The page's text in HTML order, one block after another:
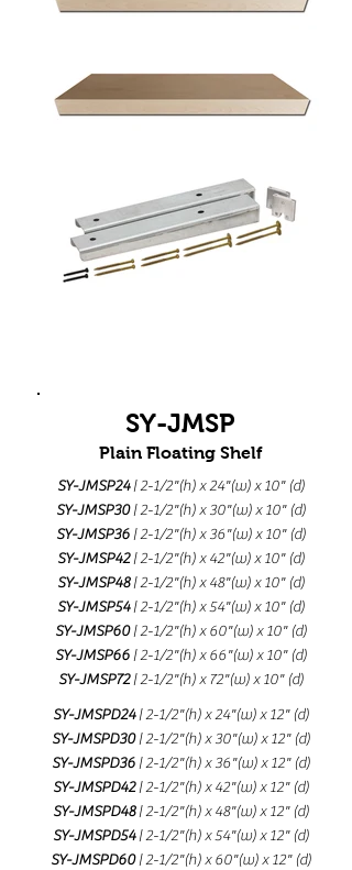
SY-JMSP
Plain Floating Shelf
SY-JMSP24| 2-1/2"(h) x 24"(w) x 10" (d)
SY-JMSP30| 2-1/2"(h) x 30"(w) x 10" (d)
SY-JMSP36 | 2-1/2"(h) x 36"(w) x 10" (d)
SY-JMSP42| 2-1/2"(h) x 42"(w) x 10" (d)
SY-JMSP48| 2-1/2"(h) x 48"(w) x 10" (d)
SY-JMSP54| 2-1/2"(h) x 54"(w) x 10" (d)
SY-JMSP60| 2-1/2"(h) x 60"(w) x 10" (d)
SY-JMSP66 | 2-1/2"(h) x 66"(w) x 10" (d)
SY-JMSP72| 2-1/2"(h) x 72"(w) x 10" (d)
SY-JMSPD24| 2-1/2"(h) x 24"(w) x 12" (d)
SY-JMSPD30| 2-1/2"(h) x 30"(w) x 12" (d)
SY-JMSPD36 | 2-1/2"(h) x 36"(w) x 12" (d)
SY-JMSPD42| 2-1/2"(h) x 42"(w) x 12" (d)
SY-JMSPD48| 2-1/2"(h) x 48"(w) x 12" (d)
SY-JMSPD54| 2-1/2"(h) x 54"(w) x 12" (d)
SY-JMSPD60| 2-1/2"(h) x 60"(w) x 12" (d)